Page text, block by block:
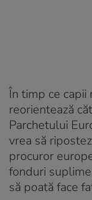
În timp ce
reorientează
Parchetului
vrea să
procuror
fonduri
să poată face